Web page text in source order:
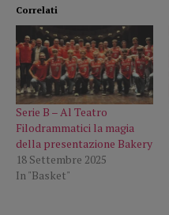
Correlati
Serie B – Al Teatro
Filodrammatici la magia
della presentazione Bakery
18 Settembre 2025
In "Basket"